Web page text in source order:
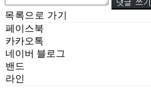
댓글 쓰기
목록으로 가기
페이스북
카카오톡
네이버 블로그
밴드
라인